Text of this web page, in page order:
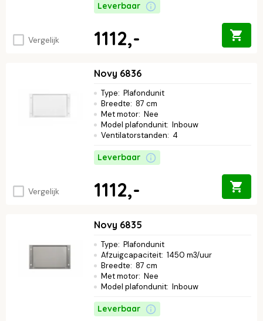
Vergelijk
Leverbaar
1112,-
Vergelijk
Novy 6836
Type: Plafondunit
Breedte: 87 cm
Met motor: Nee
Model plafondunit: Inbouw
Ventilatorstanden: 4
Leverbaar
1112,-
Novy 6835
Type: Plafondunit
Afzuigcapaciteit: 1450 m3/uur
Breedte: 87 cm
Met motor: Nee
Model plafondunit: Inbouw
Leverbaar